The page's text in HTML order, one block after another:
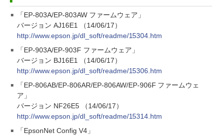
「EP-803A/EP-803AW ファームウェア」
バージョン AJ16E1 （14/06/17）
http://www.epson.jp/dl_soft/readme/15304.htm
「EP-903A/EP-903F ファームウェア」
バージョン BJ16E1 （14/06/17）
http://www.epson.jp/dl_soft/readme/15306.htm
「EP-806AB/EP-806AR/EP-806AW/EP-906F ファームウェ
ア」
バージョン NF26E5 （14/06/17）
http://www.epson.jp/dl_soft/readme/15314.htm
「EpsonNet Config V4」